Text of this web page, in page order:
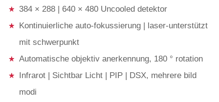
384 × 288 | 640 × 480 Uncooled detektor
Kontinuierliche auto-fokussierung | laser-unterstützt
mit schwerpunkt
Automatische objektiv anerkennung, 180 ° rotation
Infrarot | Sichtbar Licht | PIP | DSX, mehrere bild
modi